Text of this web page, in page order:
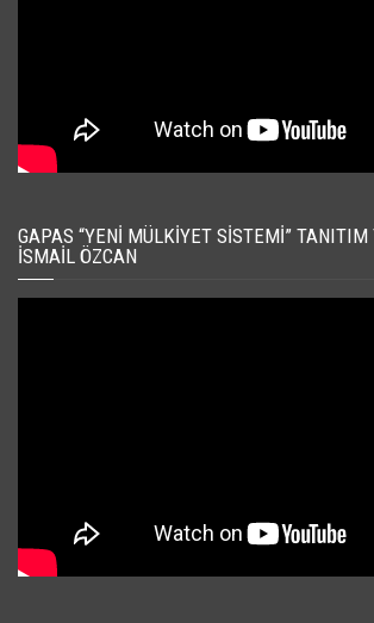
GAPAS “YENI MÜLKIYET SISTEMI”
İSMAIL ÖZCAN